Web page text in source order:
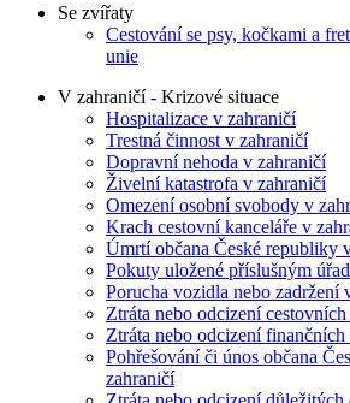
Se zvířaty
Cestování se psy, kočkami a
unie
V zahraničí - Krizové situace
Hospitalizace v zahraničí
Trestná činnost v zahraničí
Dopravní nehoda v zahraničí
Živelní katastrofa v zahraničí
Omezení osobní svobody v
Krach cestovní kanceláře v
Úmrtí občana České republiky
Pokuty uložené příslušným
Porucha vozidla nebo zadržení
Ztráta nebo odcizení
Ztráta nebo odcizení
Pohřešování či únos občana
zahraničí